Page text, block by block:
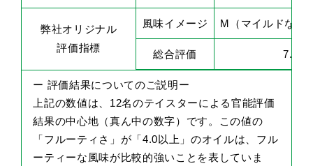
弊社オリジナル
評価指標
風味イメージ M（マイルドな優
総合評価 7.0
ー 評価結果についてのご説明ー
上記の数値は、12名のテイスターによる官能評価
結果の中心地（真ん中の数字）です。この値の
「フルーティさ」が「4.0以上」のオイルは、フル
ーティーな風味が比較的強いことを表していま